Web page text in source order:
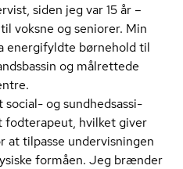
siden jeg var 15 år –
voksne og seniorer. Min
energifyldte børnehold til
og målrettede
social- og sund­heds­as­si­
fodterapeut, hvilket giver
tilpasse undervisningen
formåen. Jeg brænder